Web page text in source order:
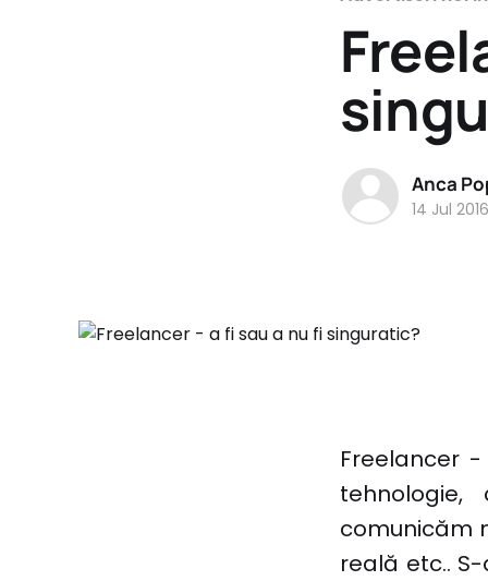
Anca
14 Jul 2016
Freelancer
comunicăm
reală etc..